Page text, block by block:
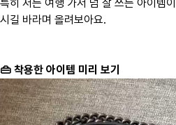
특히 저는 여행 가서 넘 잘 쓰는 아이템
시길 바라며 올려보아요.
👜 착용한 아이템 미리 보기